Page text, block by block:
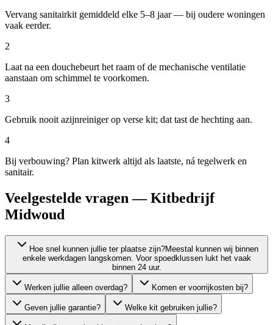
Vervang sanitairkit gemiddeld elke 5–8 jaar — bij oudere woningen
vaak eerder.
2
Laat na een douchebeurt het raam of de mechanische ventilatie
aanstaan om schimmel te voorkomen.
3
Gebruik nooit azijnreiniger op verse kit; dat tast de hechting aan.
4
Bij verbouwing? Plan kitwerk altijd als laatste, ná tegelwerk en
sanitair.
Veelgestelde vragen — Kitbedrijf
Midwoud
Hoe snel kunnen jullie ter plaatse zijn?Meestal kunnen wij binnen
enkele werkdagen langskomen. Voor spoedklussen lukt het vaak
binnen 24 uur.
Werken jullie alleen overdag? Komen er voorrijkosten bij?
Geven jullie garantie? Welke kit gebruiken jullie?